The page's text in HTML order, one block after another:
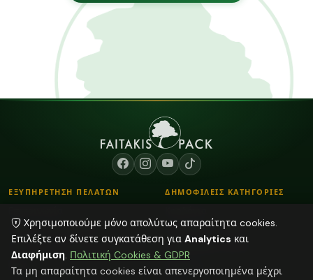
ΕΞΥΠΗΡΕΤΗΣΗ ΠΕΛΑΤΩΝ
Τρόποι Παραγγελίας
Τρόποι Αποστολής & Πληρωμής
Blog
ΔΗΜΟΦΙΛΕΙΣ ΚΑΤΗΓΟΡΙΕΣ
Λουλούδια - Βάζα
Αποξηραμένα φυτά
Χρησιμοποιούμε μόνο απολύτως απαραίτητα cookies.
Επιλέξτε αν δίνετε συγκατάθεση για Analytics και
Διαφήμιση. Πολιτική Cookies & GDPR
Τα μη απαραίτητα cookies είναι απενεργοποιημένα μέχρι